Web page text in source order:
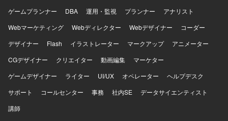
ゲームプランナー
DBA 運用・監視 プランナー
アナリスト
Webマーケティング
Webディレクター Webデザイナー
コーダー
デザイナー
Flash イラストレーター マークアップ
アニメーター
CGデザイナー
クリエイター 動画編集
マーケター
ゲームデザイナー
ライター UI/UX オペレーター
ヘルプデスク
サポート
コールセンター 事務 社内SE
データサイエンティスト
講師